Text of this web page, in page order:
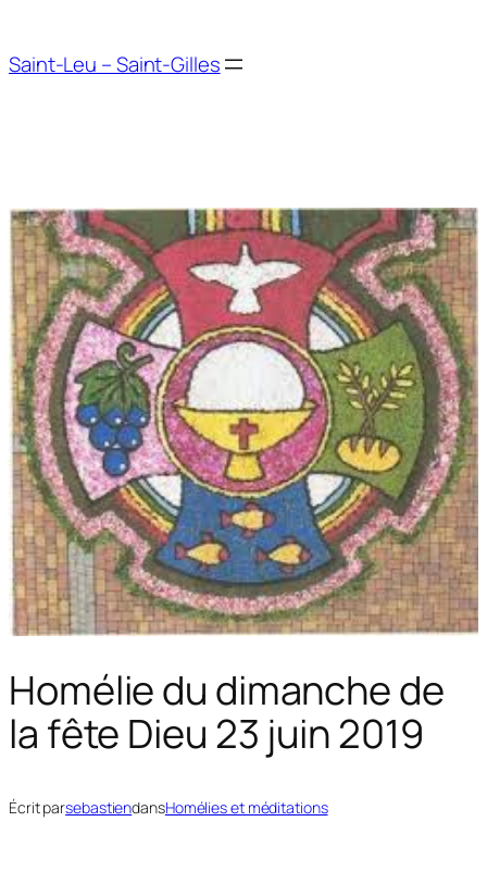
contenu
Saint-Leu – Saint-Gilles
Homélie du dimanche de
la fête Dieu 23 juin 2019
Écrit parsebastiendansHomélies et méditations